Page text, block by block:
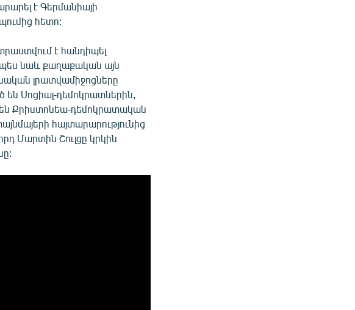
է Գերմանիայի
հետո:
է հանդիպել
նաև քաղաքական այն
լրատվամիջոցները
են Սոցիալ-դեմոկրատներին,
են Քրիստոնեա-դեմոկրատական
հայտարարությունից
Մարտին Շուլցը կրկին